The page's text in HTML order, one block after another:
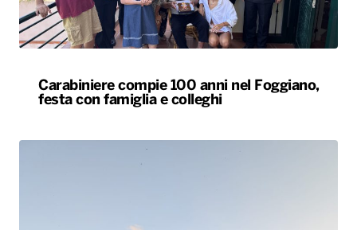
Carabiniere compie 100 anni nel Foggiano,
festa con famiglia e colleghi